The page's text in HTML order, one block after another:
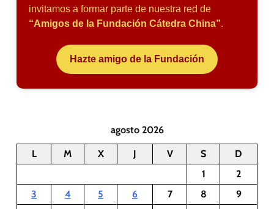
invitamos a formar parte de nuestra red de
“Amigos de la Fundación Cátedra China”.
Hazte amigo de la Fundación
agosto 2026
L M X J V S
D
1
2
3
4 5 6 7 8
9